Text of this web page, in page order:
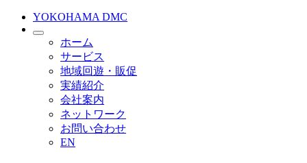
YOKOHAMA DMC
ホーム
サービス
地域回遊・販促
実績紹介
会社案内
ネットワーク
お問い合わせ
EN